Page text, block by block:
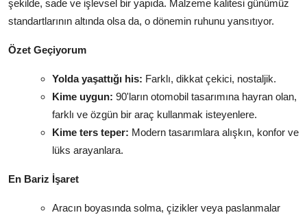
şekilde, sade ve işlevsel bir yapıda. Malzeme kalitesi günümüz
standartlarının altında olsa da, o dönemin ruhunu yansıtıyor.
Özet Geçiyorum
Yolda yaşattığı his: Farklı, dikkat çekici, nostaljik.
Kime uygun: 90'ların otomobil tasarımına hayran olan,
farklı ve özgün bir araç kullanmak isteyenlere.
Kime ters teper: Modern tasarımlara alışkın, konfor ve
lüks arayanlara.
En Bariz İşaret
Aracın boyasında solma, çizikler veya paslanmalar